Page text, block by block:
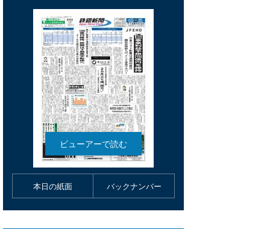
本日の紙面 バックナンバー